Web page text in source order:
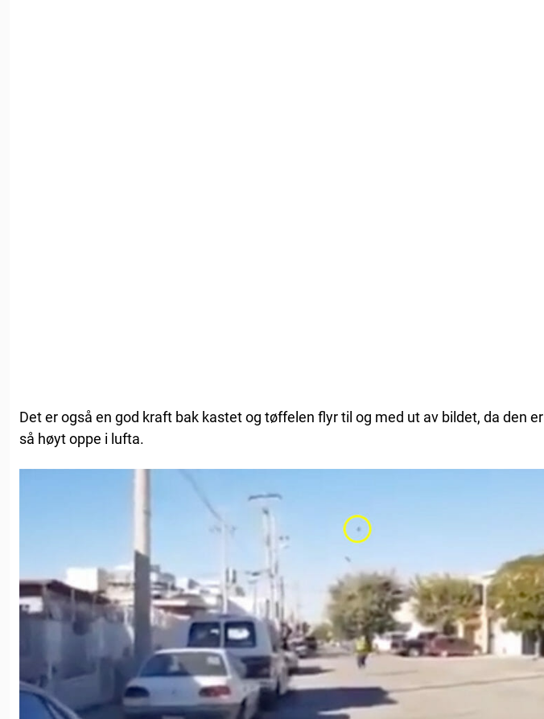
Det er også en god kraft bak kastet og tøffelen flyr til og med ut av bildet, da den er
så høyt oppe i lufta.